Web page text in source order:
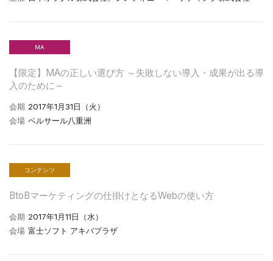
MA
【限定】MAの正しい選び方 ～失敗しない導入・成果が出る導
入のために～
会期 2017年1月31日（火）
会場 ベルサール八重洲
コンテンツ
BtoBマーケティングの仕掛けとなるWebの使い方
会期 2017年1月11日（水）
会場 富士ソフト アキバプラザ